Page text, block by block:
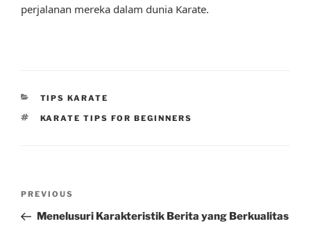
perjalanan mereka dalam dunia Karate.
CATEGORIES
TIPS KARATE
TAGS
KARATE TIPS FOR BEGINNERS
Previous
Post
PREVIOUS
Menelusuri Karakteristik Berita yang Berkualitas